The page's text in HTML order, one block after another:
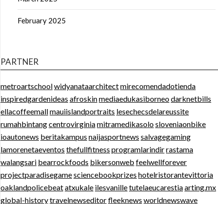
February 2025
PARTNER
metroartschoolwidyanataarchitectmirecomendadotienda
inspiredgardenideas afroskinmediaedukasiborneodarknetbills
ellacoffeemallmauiislandportraits lesechecsdelareussite
rumahbintangcentrovirginiamitramedikasolosloveniaonbike
ioautonews beritakampus naijasportnews salvagegaming
lamorenetaeventos thefullfitness programlarindirrastama
walangsari bearrockfoods bikersonweb feelwellforever
projectparadisegamesciencebookprizes hotelristorantevittoria
oaklandpolicebeatatxukale ilesvanilletutelaeucarestiaarting.mx
global-historytravelnewseditorfleeknews worldnewswave